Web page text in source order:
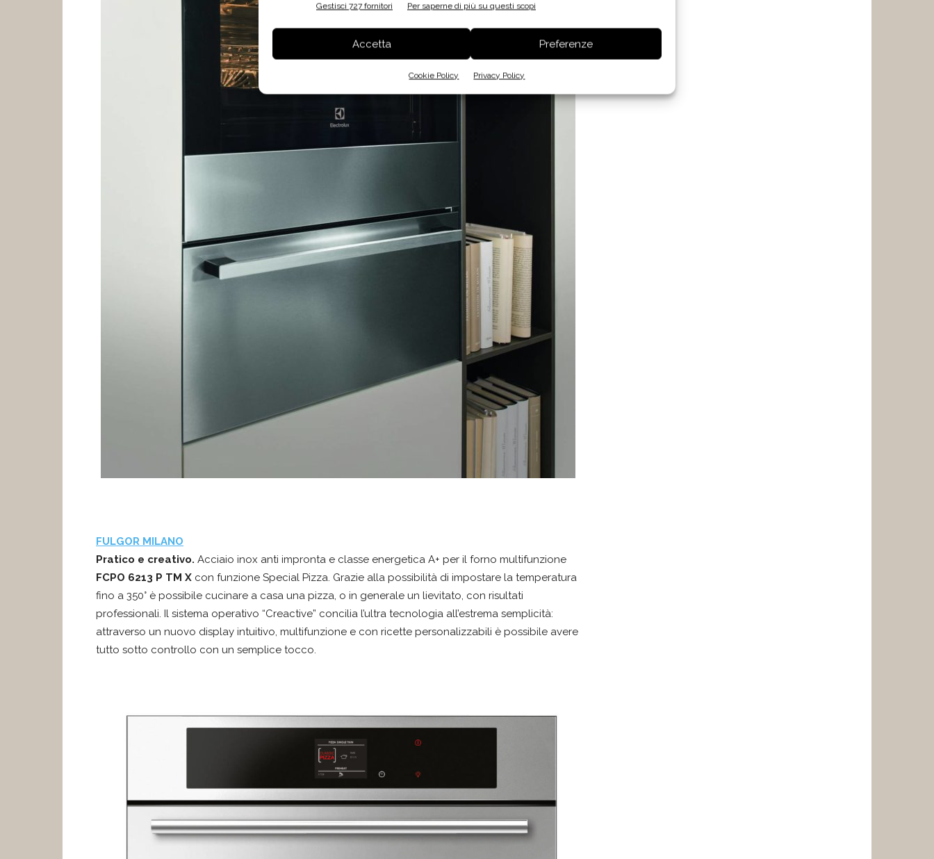
Gestisci 727 fornitori Per saperne di più su questi scopi
Accetta Preferenze
Cookie Policy Privacy Policy
FULGOR MILANO
Pratico e creativo. Acciaio inox anti impronta e classe energetica A+ per il forno multifunzione
FCPO 6213 P TM X con funzione Special Pizza. Grazie alla possibilità di impostare la temperatura
fino a 350° è possibile cucinare a casa una pizza, o in generale un lievitato, con risultati
professionali. Il sistema operativo “Creactive” concilia l’ultra tecnologia all’estrema semplicità:
attraverso un nuovo display intuitivo, multifunzione e con ricette personalizzabili è possibile avere
tutto sotto controllo con un semplice tocco.